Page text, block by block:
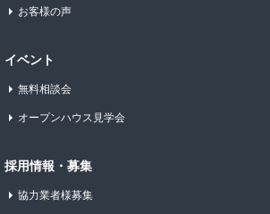
お客様の声
イベント
無料相談会
オープンハウス見学会
採用情報・募集
協力業者様募集